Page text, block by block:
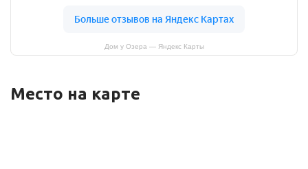
Дом у Озера — Яндекс Карты
Место на карте